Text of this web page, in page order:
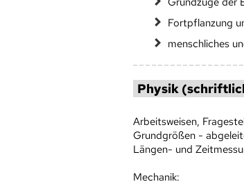
Fortpflanzung
menschliches
Physik
Arbeitsweisen,
Grundgrößen -
Längen- und
Mechanik: